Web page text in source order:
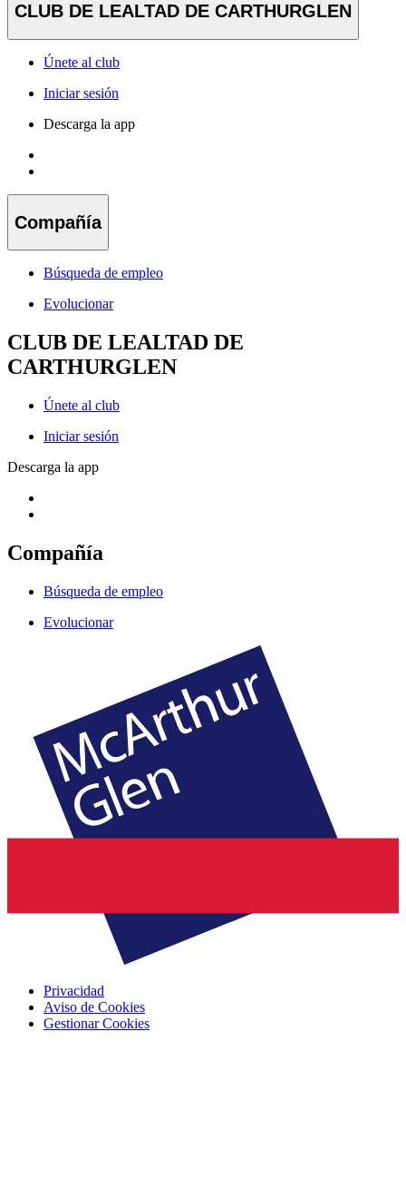
CLUB DE LEALTAD DE CARTHURGLEN
Únete al club
Iniciar sesión
Descarga la app
Compañía
Búsqueda de empleo
Evolucionar
CLUB DE LEALTAD DE
CARTHURGLEN
Únete al club
Iniciar sesión
Descarga la app
Compañía
Búsqueda de empleo
Evolucionar
Privacidad
Aviso de Cookies
Gestionar Cookies